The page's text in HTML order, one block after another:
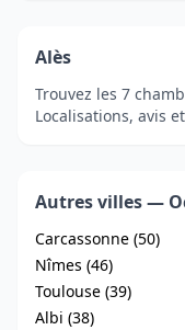
Alès
Trouvez les 7
Localisations, avis
Autres villes —
Carcassonne (50)
Nîmes (46)
Toulouse (39)
Albi (38)